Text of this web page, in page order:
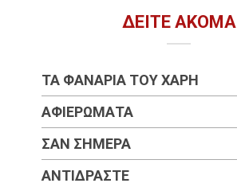
ΔΕΊΤΕ ΑΚΌΜΑ
ΤΑ ΦΑΝΆΡΙΑ ΤΟΥ ΧΆΡΗ
ΑΦΙΕΡΏΜΑΤΑ
ΣΑΝ ΣΉΜΕΡΑ
ΑΝΤΙΔΡΆΣΤΕ